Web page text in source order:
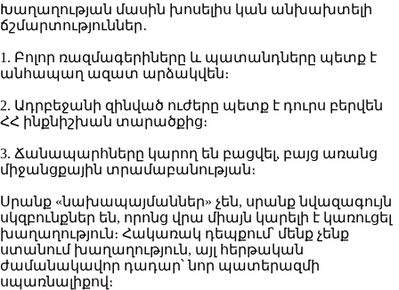
Խաղաղության մասին խոսելիս կան անխախտելի
ճշմարտություններ․
1. Բոլոր ռազմագերիները և պատանդները պետք է
անհապաղ ազատ արձակվեն։
2. Ադրբեջանի զինված ուժերը պետք է դուրս բերվեն
ՀՀ ինքնիշխան տարածքից։
3. Ճանապարհները կարող են բացվել, բայց առանց
միջանցքային տրամաբանության։
Սրանք «նախապայմաններ» չեն, սրանք նվազագույն
սկզբունքներ են, որոնց վրա միայն կարելի է կառուցել
խաղաղություն։ Հակառակ դեպքում՝ մենք չենք
ստանում խաղաղություն, այլ հերթական
ժամանակավոր դադար՝ նոր պատերազմի
սպառնալիքով։